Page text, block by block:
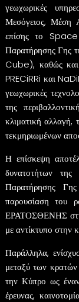
γεωχωρικές
Μεσόγειος, Μέση
επίσης το
Παρατήρησης
Cube), καθώς και
PRECiRRi και
γεωχωρικές
της
κλιματική αλλαγή,
τεκμηριωμένων
Η επίσκεψη
δυνατοτήτων
Παρατήρησης
παρουσίαση του
ΕΡΑΤΟΣΘΕΝΗΣ
με αντίκτυπο στην
Παράλληλα,
μεταξύ των
την Κύπρο ως
έρευνας,